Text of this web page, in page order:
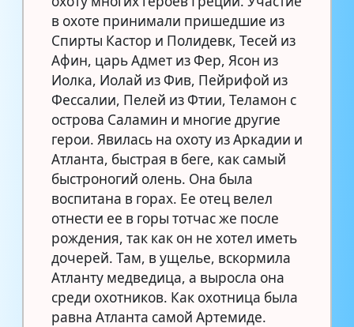
в охоте принимали пришедшие из
Спирты Кастор и Полидевк, Тесей из
Афин, царь Адмет из Фер, Ясон из
Иолка, Иолай из Фив, Пейрифой из
Фессалии, Пелей из Фтии, Теламон с
острова Саламин и многие другие
герои. Явилась на охоту из Аркадии и
Атланта, быстрая в беге, как самый
быстроногий олень. Она была
воспитана в горах. Ее отец велел
отнести ее в горы тотчас же после
рождения, так как он не хотел иметь
дочерей. Там, в ущелье, вскормила
Атланту медведица, а выросла она
среди охотников. Как охотница была
равна Атланта самой Артемиде.